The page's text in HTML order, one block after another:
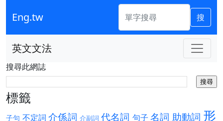
Eng.tw 搜
英文文法
搜尋此網誌
標籤
子句 不定詞 介係詞 介副詞 代名詞 句子 名詞 助動詞 形